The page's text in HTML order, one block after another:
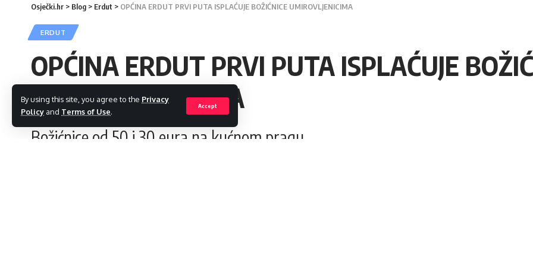
By using this site, you agree to the Privacy
Policy and Terms of Use.
Accept
Osječki.hr > Blog > Erdut > OPĆINA ERDUT PRVI PUTA ISPLAĆUJE BOŽIĆNICE UMIROVLJENICIMA
ERDUT
OPĆINA ERDUT PRVI PUTA ISPLAĆUJE
UMIROVLJENICIMA
Božićnice od 50 i 30 eura na kućnom pragu